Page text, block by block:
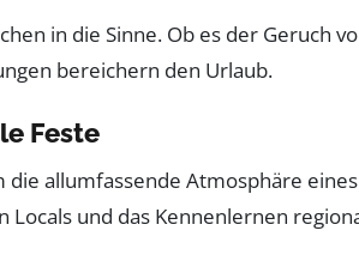
in die Sinne. Ob es der Geruch
bereichern den Urlaub.
Feste
die allumfassende Atmosphäre
und das Kennenlernen